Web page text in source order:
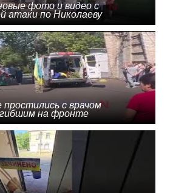
фото и видео с
атаки по Николаеву
с врачом
на фронте